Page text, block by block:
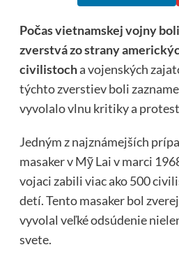
Počas vietnamskej vojny
zverstvá zo strany
civilistocha vojenských
týchto zverstiev boli
vyvolalo vlnu kritiky a
Jedným z najznámejších
masaker v Mỹ Lai v marci
vojaci zabili viac ako 500
detí. Tento masaker bol
vyvolal veľké odsúdenie
svete.